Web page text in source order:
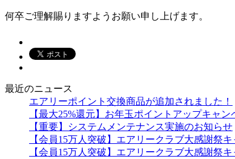
何卒ご理解賜りますようお願い申し上げます。
最近のニュース
エアリーポイント交換商品が追加されました！
【最大25%還元】お年玉ポイントアップキャン
【重要】システムメンテナンス実施のお知らせ
【会員15万人突破】エアリークラブ大感謝祭
【会員15万人突破】エアリークラブ大感謝祭